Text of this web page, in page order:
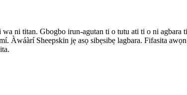
ni titan. Gbogbo irun-agutan ti o tutu ati ti o ni agbara
Àwáàrí Sheepskin jẹ asọ sibẹsibẹ lagbara. Fifasita